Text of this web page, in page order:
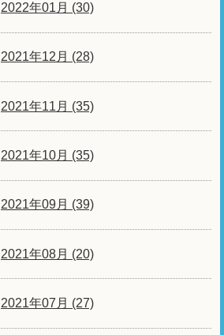
2022年01月 (30)
2021年12月 (28)
2021年11月 (35)
2021年10月 (35)
2021年09月 (39)
2021年08月 (20)
2021年07月 (27)